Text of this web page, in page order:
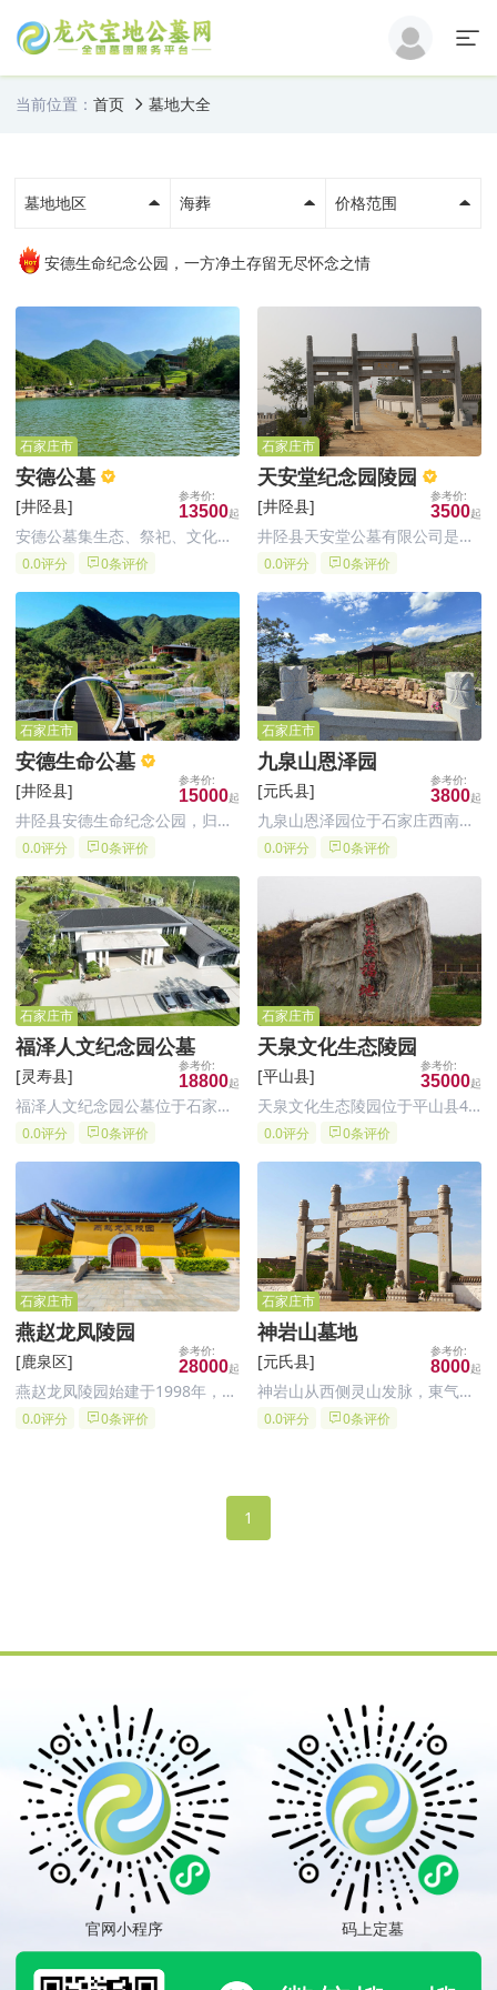
当前位置： 首页 墓地大全
墓地地区 海葬 价格范围
安德生命纪念公园，一方净土存留无尽怀念之情
石家庄市
安德公墓
[井陉县] 13500
安德公墓集生态、祭祀、文化、
祈福、墓葬等功能为一体，主要
107692.92㎡(162.8亩)，服务中
心(含骨灰堂)建筑面积2219.06
㎡。石家庄公墓墓地项目依循地
脉走势，将地
0.0评分 0条评价
石家庄市
天安堂纪念园陵园
[井陉县] 3500
井陉县天安堂公墓有限公司是经
石家庄市民政厅批准，由井陉县
经营性园林化经典公墓，石家庄
天安堂纪念园陵园坐落于距石家
庄市17公里处石家庄动物园西南
方，大寨山脚下的坐北朝南向阳
楼
0.0评分 0条评价
石家庄市
安德生命公墓
[井陉县] 15000
井陉县安德生命纪念公园，归属
于石家庄安德公墓管理有限公
地面积56921.5平方米；坐落于
河北省石家庄市井陉县，是集生
态、祭祀、文化、祈福、墓葬等
功能为一体的生命纪念公园。
0.0评分 0条评价
石家庄市
九泉山恩泽园
[元氏县] 3800
九泉山恩泽园位于石家庄西南元
氏县境内九泉山，紧邻元氏县烈
脉，距石家庄 23 公里，装院路
南行转石赞公路即到
0.0评分 0条评价
石家庄市
福泽人文纪念园公墓
[灵寿县] 18800
福泽人文纪念园公墓位于石家庄
市灵寿县陈庄镇朱家背大队后花
在石家庄市区及周边地区的居民
来说，前往祥安生态园祭扫较为
方便。
0.0评分 0条评价
石家庄市
天泉文化生态陵园
[平山县] 35000
天泉文化生态陵园位于平山县4A
级小镇温塘镇西侧3公里处，毗
山，左有龙山之吉祥，右傍虎山
之青翠，前观将相之胜景，后靠
祖山之龙势。整个墓区环境遍布
苍松翠柏，春杏秋柿，令人怡
然。宽
0.0评分 0条评价
石家庄市
​燕赵龙凤陵园
[鹿泉区] 28000
燕赵龙凤陵园始建于1998年，经
河北省民政厅、石家庄市人民政
石家庄集园林艺术、追悼祭祀为
0.0评分 0条评价
石家庄市
神岩山墓地
[元氏县] 8000
神岩山从西侧灵山发脉，東气过
峡，穿珠过帐。背靠玉观音，左
武、观音坐。是一处难得的堪舆
0.0评分 0条评价
1
官网小程序 码上定墓